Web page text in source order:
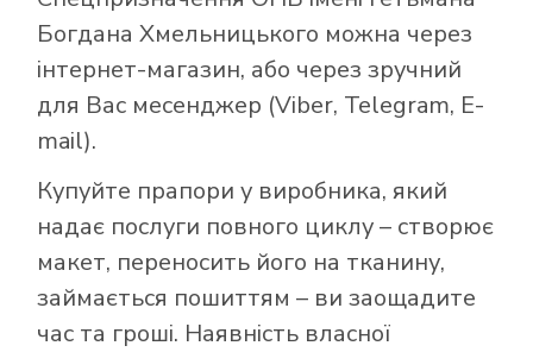
Богдана Хмельницького можна через
інтернет-магазин, або через зручний
для Вас месенджер (Viber, Telegram, E-
mail).
Купуйте прапори у виробника, який
надає послуги повного циклу – створює
макет, переносить його на тканину,
займається пошиттям – ви заощадите
час та гроші. Наявність власної